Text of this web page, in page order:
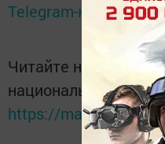
Telegram-канале
Читайте новости
национальном
https://max.ru/